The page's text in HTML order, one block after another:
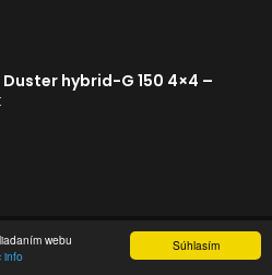
Súhlasím
webu
info
Duster hybrid-G 150 4×4 –
ÚDAJOV PREDPLATNÉ